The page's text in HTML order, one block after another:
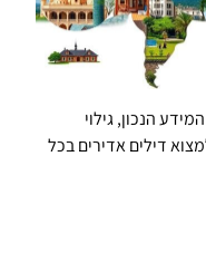
הנכון, גילוי
דילים אדירים בכל